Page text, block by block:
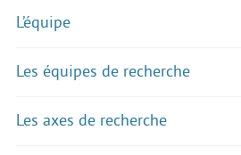
L’équipe
Les équipes de recherche
Les axes de recherche